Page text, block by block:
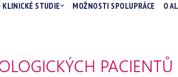
KLINICKÉ STUDIE MOŽNOSTI SPOLUPRÁCE
O
PACIENTŮ